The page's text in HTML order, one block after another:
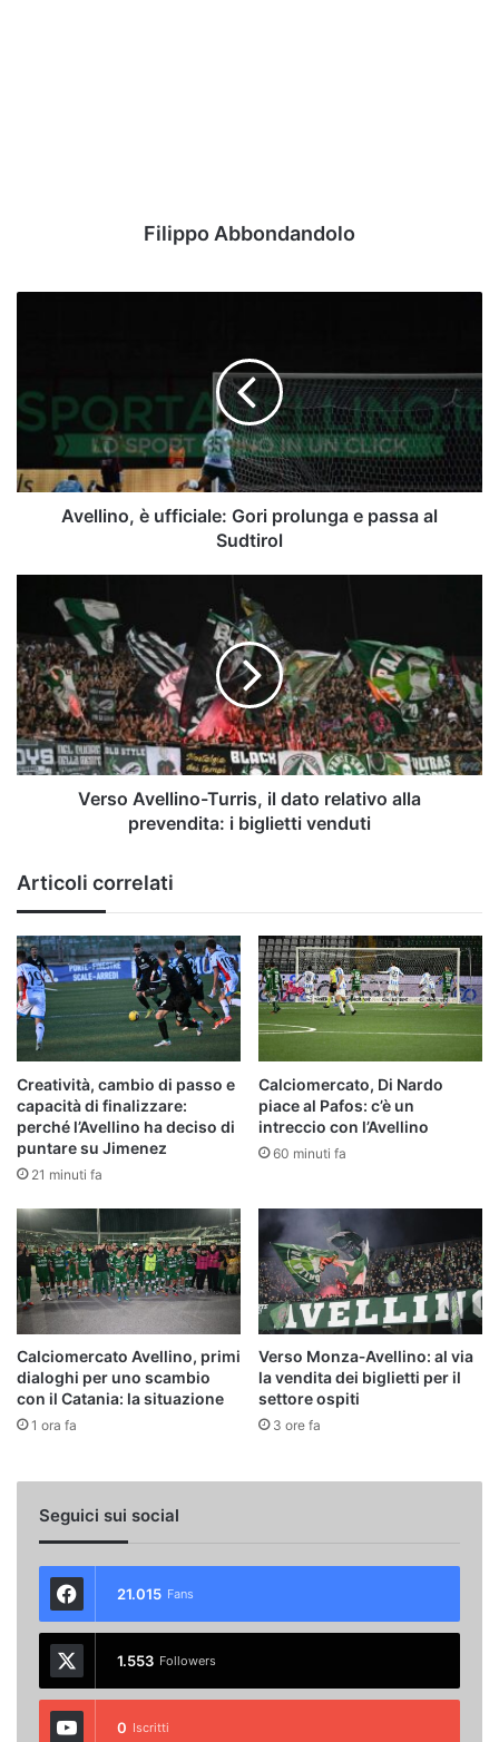
Filippo Abbondandolo
prolunga
e
passa
al
Sudtirol
Avellino, è ufficiale: Gori prolunga e passa al
Sudtirol
Avellino-
il
dato
relativo
alla
prevendita:
i
Verso Avellino-Turris, il dato relativo alla
prevendita: i biglietti venduti
Articoli correlati
Creatività, cambio di passo e
capacità di finalizzare:
perché l’Avellino ha deciso di
puntare su Jimenez
21 minuti fa
Calciomercato, Di Nardo
piace al Pafos: c’è un
intreccio con l’Avellino
60 minuti fa
Calciomercato Avellino, primi
dialoghi per uno scambio
con il Catania: la situazione
1 ora fa
Verso Monza‑Avellino: al via
la vendita dei biglietti per il
settore ospiti
3 ore fa
Seguici sui social
21.015 Fans
1.553 Followers
0 Iscritti